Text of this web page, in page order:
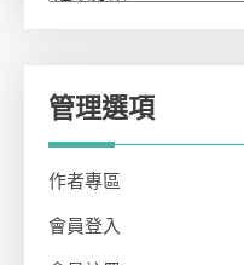
管理選項
作者專區
會員登入